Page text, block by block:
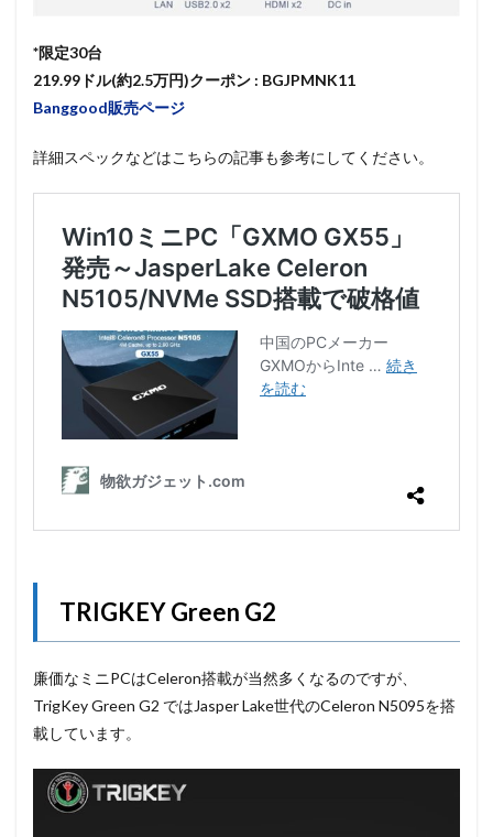
*限定30台
219.99ドル(約2.5万円)クーポン : BGJPMNK11
Banggood販売ページ
詳細スペックなどはこちらの記事も参考にしてください。
TRIGKEY Green G2
廉価なミニPCはCeleron搭載が当然多くなるのですが、
TrigKey Green G2 ではJasper Lake世代のCeleron N5095を搭
載しています。